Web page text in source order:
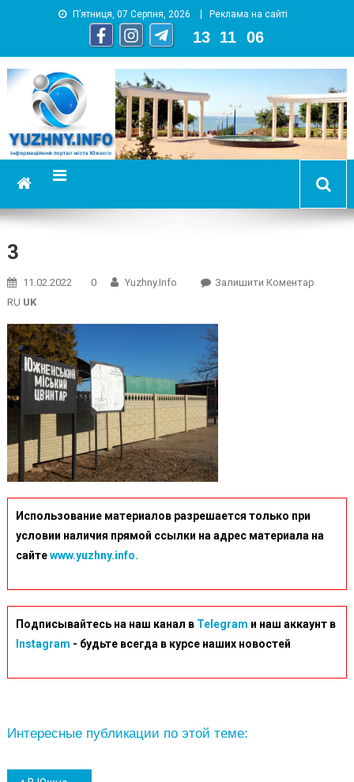
П’ятниця, 07 Серпня, 2026 Реклама на сайті
13 11 07
YUZHNY.INFO
информационный портал города Южный
3
11.02.2022 0 Yuzhny.info Залишити КоментарOn
RU UK
Использование материалов разрешается только при
условии наличия прямой ссылки на адрес материала на
сайтеwww.yuzhny.info.
Подписывайтесь на наш канал в Telegram и наш аккаунт в
Instagram - будьте всегда в курсе наших новостей
Интересные публикации по этой теме: